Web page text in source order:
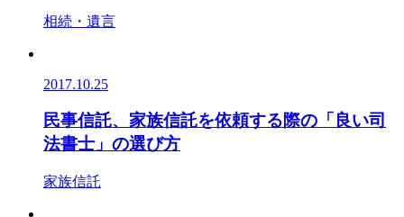
相続・遺言
2017.10.25
民事信託、家族信託を依頼する際の「良い司
法書士」の選び方
家族信託